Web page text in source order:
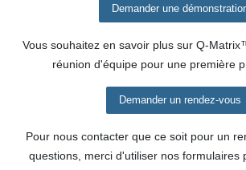
Demander une
Vous souhaitez en savoir plus sur Q-
réunion d'équipe pour une première
Demander un rendez-vous
Pour nous contacter que ce soit pour un
questions, merci d'utiliser nos formulaires